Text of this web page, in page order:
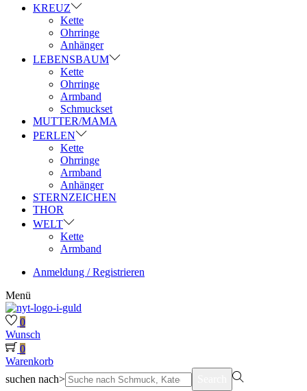
KREUZ
Kette
Ohrringe
Anhänger
LEBENSBAUM
Kette
Ohrringe
Armband
Schmuckset
MUTTER/MAMA
PERLEN
Kette
Ohrringe
Armband
Anhänger
STERNZEICHEN
THOR
WELT
Kette
Armband
Anmeldung / Registrieren
Menü
0
Wunsch
0
Warenkorb
suchen nach>